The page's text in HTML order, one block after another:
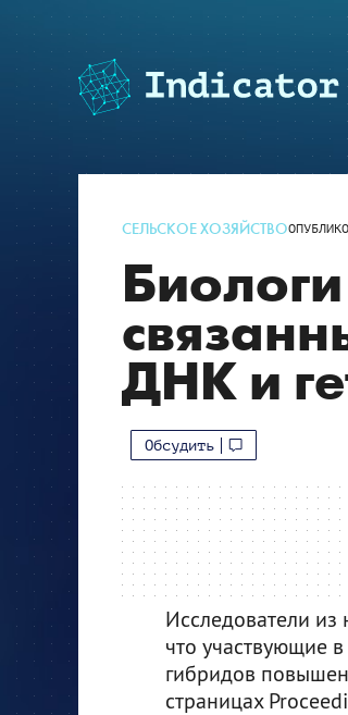
СЕЛЬСКОЕ ХОЗЯЙСТВО
ДНК и
Обсудить
Исследователи из
что участвующие
гибридов
страницах